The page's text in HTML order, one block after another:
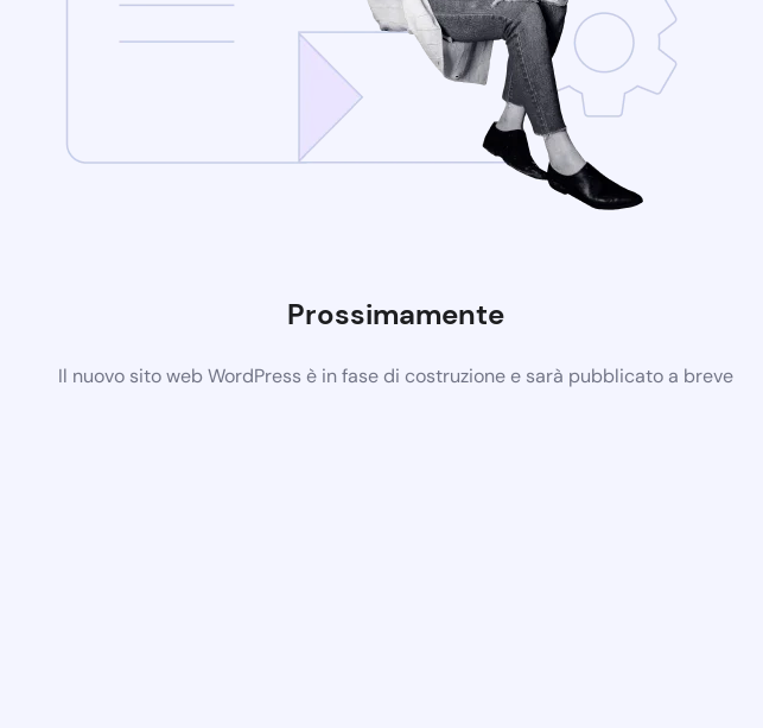
Prossimamente
Il nuovo sito web WordPress è in fase di costruzione e sarà pubblicato a breve